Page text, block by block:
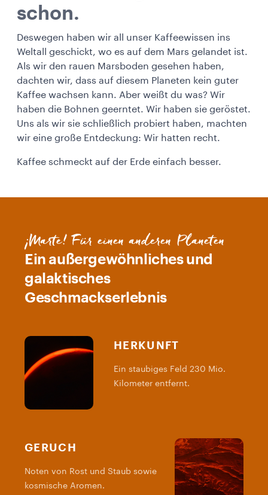
schon.
Deswegen haben wir all unser Kaffeewissen ins
Weltall geschickt, wo es auf dem Mars gelandet ist.
Als wir den rauen Marsboden gesehen haben,
dachten wir, dass auf diesem Planeten kein guter
Kaffee wachsen kann. Aber weißt du was? Wir
haben die Bohnen geerntet. Wir haben sie geröstet.
Uns als wir sie schließlich probiert haben, machten
wir eine große Entdeckung: Wir hatten recht.
Kaffee schmeckt auf der Erde einfach besser.
¡Marte! Für einen anderen Planeten
Ein außergewöhnliches und
galaktisches
Geschmackserlebnis
HERKUNFT
Ein staubiges Feld 230 Mio.
Kilometer entfernt.
GERUCH
Noten von Rost und Staub sowie
kosmische Aromen.